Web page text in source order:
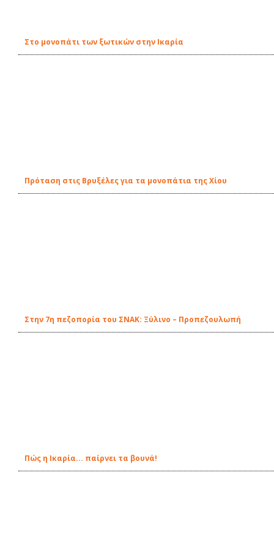
Στο μονοπάτι των ξωτικών στην Ικαρία
Πρόταση στις Βρυξέλες για τα μονοπάτια της Χίου
Στην 7η πεζοπορία του ΣΝΑΚ: Ξύλινο – Προπεζουλωπή
Πώς η Ικαρία... παίρνει τα βουνά!